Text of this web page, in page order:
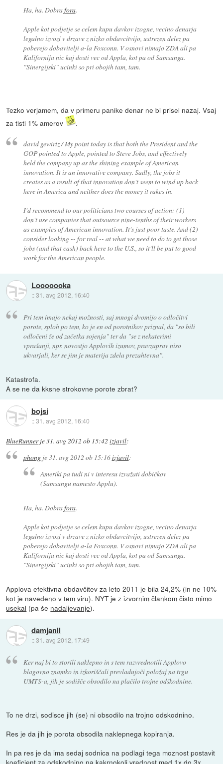
Ha, ha. Dobrafora.
Apple kot podjetje se celem kupu davkov izogne, vecino denarja
legalno izvozi v drzave z nizko obdavcitvijo, ustrezen delez pa
poberejo dobavitelji a-la Foxconn. V osnovi nimajo ZDA ali pa
Kalifornija nic kaj dosti vec od Appla, kot pa od Samsunga.
"Sinergijski" ucinki so pri obojih tam, tam.
Tezko verjamem, da v primeru panike denar ne bi prisel nazaj. Vsaj
za tisti 1% amerov
.
david gewirtz / My point today is that both the President and the
GOP pointed to Apple, pointed to Steve Jobs, and effectively
held the company up as the shining example of American
innovation. It is an innovative company. Sadly, the jobs it
creates as a result of that innovation don't seem to wind up back
here in America and neither does the money it rakes in.
I'd recommend to our politicians two courses of action: (1)
don't use companies that outsource nine-tenths of their workers
as examples of American innovation. It's just poor taste. And (2)
consider looking -- for real -- at what we need to do to get those
jobs (and that cash) back here to the U.S., so it'll be put to good
work for the American people.
Looooooka
::31. avg 2012, 16:40
Pri tem imajo nekaj možnosti, saj mnogi dvomijo o odločitvi
porote, sploh po tem, ko je en od porotnikov priznal, da "so bili
odločeni že od začetka sojenja" ter da "se z nekaterimi
vprašanji, npr. novostjo Applovih izumov, pravzaprav niso
ukvarjali, ker se jim je materija zdela prezahtevna".
Katastrofa.
A se ne da kksne strokovne porote zbrat?
bojsi
::31. avg 2012, 16:40
BlueRunnerje31. avg 2012 ob 15:42 izjavil:
phongje31. avg 2012 ob 15:16izjavil:
Ameriki pa tudi ni v interesu izvažati dobičkov
(Samsungu namesto Applu).
Ha, ha. Dobrafora.
Apple kot podjetje se celem kupu davkov izogne, vecino denarja
legalno izvozi v drzave z nizko obdavcitvijo, ustrezen delez pa
poberejo dobavitelji a-la Foxconn. V osnovi nimajo ZDA ali pa
Kalifornija nic kaj dosti vec od Appla, kot pa od Samsunga.
"Sinergijski" ucinki so pri obojih tam, tam.
Applova efektivna obdavčitev za leto 2011 je bila 24,2% (in ne 10%
kot je navedeno v tem viru). NYT je z izvornim člankom čisto mimo
usekal (pa še nadaljevanje).
damjanll
::31. avg 2012, 17:49
Ker naj bi to storili naklepno in s tem razvrednotili Applovo
blagovno znamko in izkoriščali prevladujoči položaj na trgu
UMTS-a, jih je sodišče obsodilo na plačilo trojne odškodnine.
To ne drzi, sodisce jih (se) ni obsodilo na trojno odskodnino.
Res je da jih je porota obsodila naklepnega kopiranja.
In pa res je da ima sedaj sodnica na podlagi tega moznost postavit
koeficient za odskodnino na kakrnokoli vrednost med 1x do 3x.